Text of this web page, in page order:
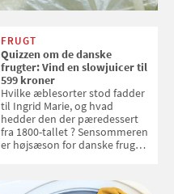
FRUGT
Quizzen om de danske
frugter: Vind en slowjuicer til
599 kroner
Hvilke æblesorter stod fadder
til Ingrid Marie, og hvad
hedder den der pæredessert
fra 1800-tallet ? Sensommeren
er højsæson for danske fruger,
favoritter. Det fejrer Samvirke